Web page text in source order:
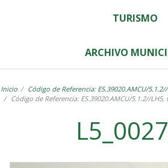
TURISMO
ARCHIVO
Inicio
Código de Referencia: ES.39020.AMCU/
Código de Referencia: ES.39020.AMCU/5.1.2//LH5,